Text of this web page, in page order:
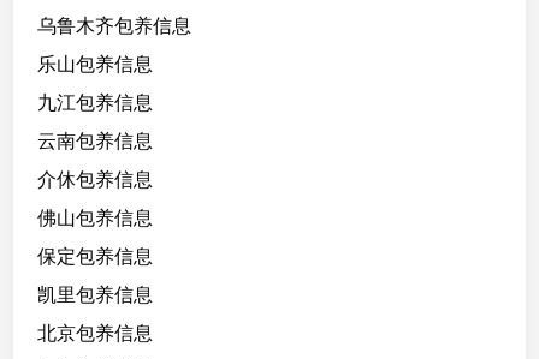
乌鲁木齐包养信息
乐山包养信息
九江包养信息
云南包养信息
介休包养信息
佛山包养信息
保定包养信息
凯里包养信息
北京包养信息